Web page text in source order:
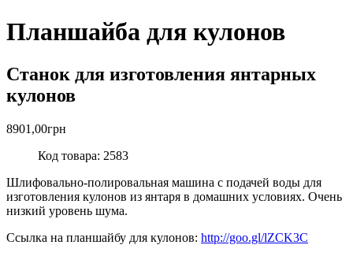
Планшайба для кулонов
Станок для изготовления янтарных
кулонов
8901,00грн
Код товара: 2583
Шлифовально-полировальная машина с подачей воды для
изготовления кулонов из янтаря в домашних условиях. Очень
низкий уровень шума.
Ссылка на планшайбу для кулонов: http://goo.gl/lZCK3C